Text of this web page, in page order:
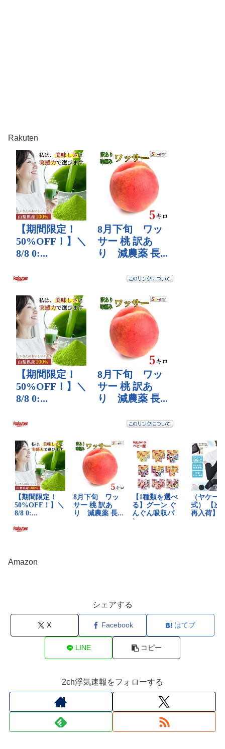
Rakuten
Amazon
シェアする
X Facebook はてブ
LINE コピー
2ch浮気速報をフォローする